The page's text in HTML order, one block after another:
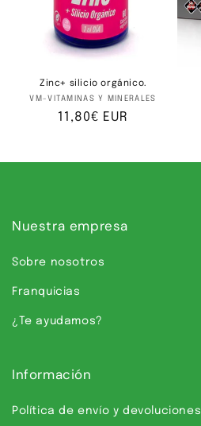
Zinc+ silicio orgánico.
Proveedor:
VM-VITAMINAS Y MINERALES
Precio
11,80€ EUR
Nuestra empresa
Sobre nosotros
Franquicias
¿Te ayudamos?
Información
Política de envío y devoluciones